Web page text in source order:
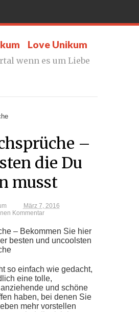
Love Unikum
wenn es um Liebe
–
die Du
musst
März 7, 2016
Kommentar
– Bekommen Sie hier
besten und uncoolsten
so einfach wie gedacht,
eine tolle,
und schöne
haben, bei denen Sie
mehr vorstellen